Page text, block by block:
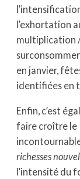
l’exhortation
multiplication
en janvier,
identifiées en
Enfin, c’est
faire croître le
richesses
l’intensité du